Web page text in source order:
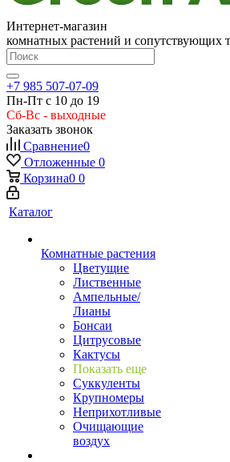
Интернет-магазин
комнатных растений и сопутствующих
+7 985 507-07-09
Пн-Пт с 10 до 19
Сб-Вс - выходные
Заказать звонок
Сравнение0
Отложенные 0
Корзина0 0
Каталог
Комнатные растения
Цветущие
Лиственные
Ампельные/
Лианы
Бонсаи
Цитрусовые
Кактусы
Показать еще
Суккуленты
Крупномеры
Неприхотливые
Очищающие
воздух